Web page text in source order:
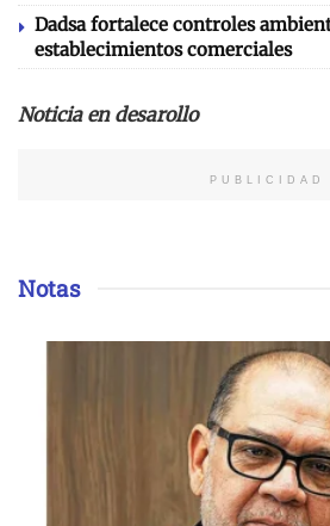
Dadsa fortalece controles
establecimientos comerciales
Noticia en desarollo
PUBLICIDAD
Notas